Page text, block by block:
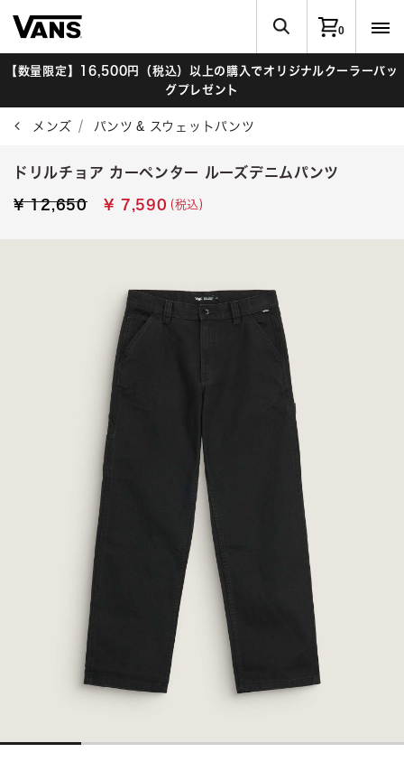
0
【数量限定】16,500円（税込）以上の購入でオリジナルクーラーバッ
グプレゼント
メンズ パンツ & スウェットパンツ
ドリルチョア カーペンター ルーズデニムパンツ
Price reduced from
¥ 12,650to ¥ 7,590 (税込)